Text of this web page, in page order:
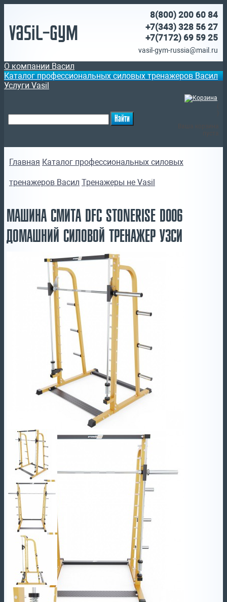
Vasil-Gym
8(800) 200 60 84
+7(343) 328 56 27
+7(7172) 69 59 25
vasil-gym-russia@mail.ru
О компании Васил
Каталог профессиональных силовых тренажеров Васил
Услуги Vasil
Главная Каталог профессиональных силовых
тренажеров Васил Тренажеры не Vasil
МАШИНА СМИТА DFC STONERISE D006
ДОМАШНИЙ СИЛОВОЙ ТРЕНАЖЕР УЗСИ